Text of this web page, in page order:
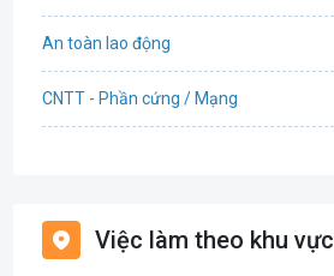
An toàn lao động
CNTT - Phần cứng / Mạng
Bất động sản
Việc làm theo khu vực